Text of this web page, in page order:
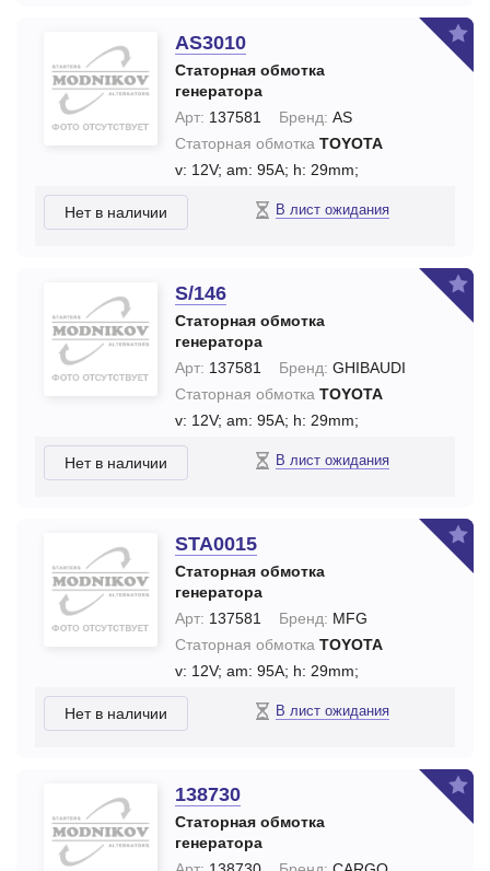
AS3010
Статорная обмотка
генератора
Арт: 137581 Бренд: AS
Статорная обмотка TOYOTA
v: 12V; am: 95A; h: 29mm;
Нет в наличии В лист ожидания
S/146
Статорная обмотка
генератора
Арт: 137581 Бренд: GHIBAUDI
Статорная обмотка TOYOTA
v: 12V; am: 95A; h: 29mm;
Нет в наличии В лист ожидания
STA0015
Статорная обмотка
генератора
Арт: 137581 Бренд: MFG
Статорная обмотка TOYOTA
v: 12V; am: 95A; h: 29mm;
Нет в наличии В лист ожидания
138730
Статорная обмотка
генератора